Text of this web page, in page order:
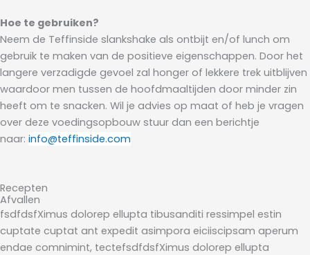
Hoe te gebruiken?
Neem de Teffinside slankshake als ontbijt en/of lunch om
gebruik te maken van de positieve eigenschappen. Door het
langere verzadigde gevoel zal honger of lekkere trek uitblijven
waardoor men tussen de hoofdmaaltijden door minder zin
heeft om te snacken. Wil je advies op maat of heb je vragen
over deze voedingsopbouw stuur dan een berichtje
naar: info@teffinside.com
Recepten
Afvallen
fsdfdsfXimus dolorep ellupta tibusanditi ressimpel estin
cuptate cuptat ant expedit asimpora eiciiscipsam aperum
endae comnimint, tectefsdfdsfXimus dolorep ellupta